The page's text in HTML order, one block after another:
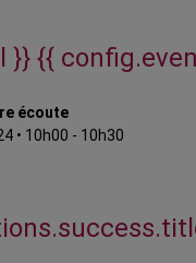
}} {{
écoute
• 10h00 - 10h30